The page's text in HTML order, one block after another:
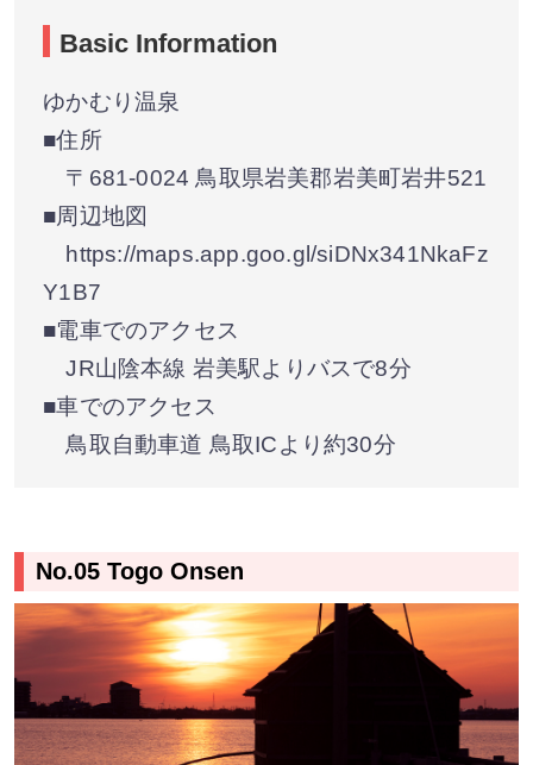
Basic Information
ゆかむり温泉
■住所
〒681-0024 鳥取県岩美郡岩美町岩井521
■周辺地図
https://maps.app.goo.gl/siDNx341NkaFz
Y1B7
■電車でのアクセス
JR山陰本線 岩美駅よりバスで8分
■車でのアクセス
鳥取自動車道 鳥取ICより約30分
No.05 Togo Onsen